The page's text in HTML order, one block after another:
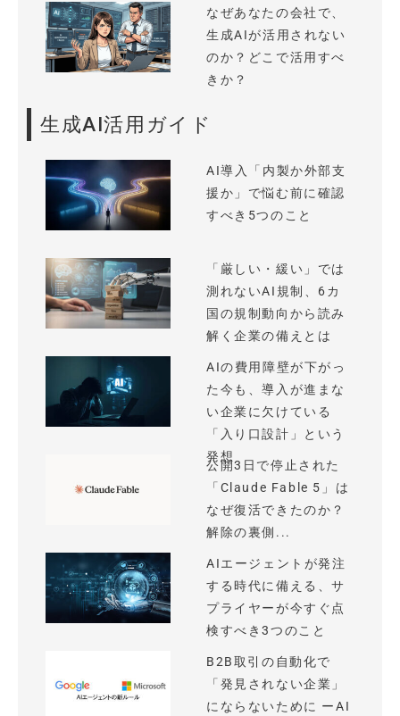
なぜあなたの会社で、
生成AIが活用されない
のか？どこで活用すべ
きか？
生成AI活用ガイド
AI導入「内製か外部支
援か」で悩む前に確認
すべき5つのこと
「厳しい・緩い」では
測れないAI規制、6カ
国の規制動向から読み
解く企業の備えとは
AIの費用障壁が下がっ
た今も、導入が進まな
い企業に欠けている
「入り口設計」という
発想
公開3日で停止された
「Claude Fable 5」は
なぜ復活できたのか？
解除の裏側...
AIエージェントが発注
する時代に備える、サ
プライヤーが今すぐ点
検すべき3つのこと
B2B取引の自動化で
「発見されない企業」
にならないために ーAI